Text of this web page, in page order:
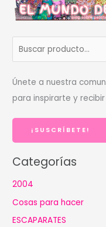
u
s
r
Únete a nuestra
para inspirarte y
¡SUSCRÍBETE!
Categorías
2004
Cosas para hacer
ESCAPARATES